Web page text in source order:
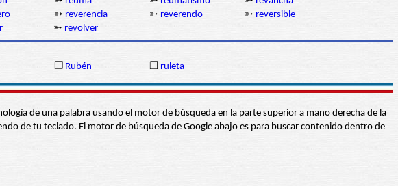
➳ reverencia ➳ reverendo ➳ reversible
➳ revolver
❒ Rubén ❒ ruleta
de una palabra usando el motor de búsqueda en la parte superior a mano derecha de la
de tu teclado. El motor de búsqueda de Google abajo es para buscar contenido dentro de